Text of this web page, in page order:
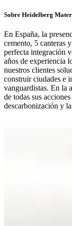
Sobre Heidelberg
En España, la
cemento, 5 canteras
perfecta integración
años de experiencia
nuestros clientes
construir ciudades e
vanguardistas. En la
de todas sus
descarbonización y